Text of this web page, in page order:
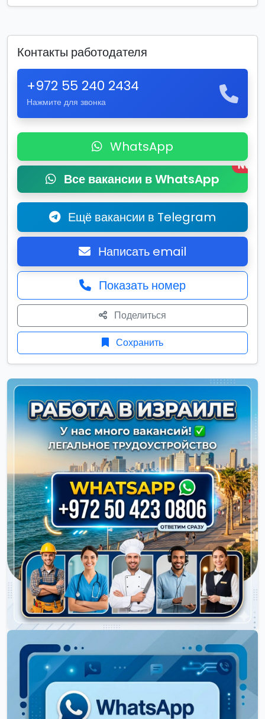
Контакты работодателя
+972 55 240 2434
Нажмите для звонка
WhatsApp
Все вакансии в WhatsApp
New
Ещё вакансии в Telegram
Написать email
Показать номер
Поделиться
Сохранить